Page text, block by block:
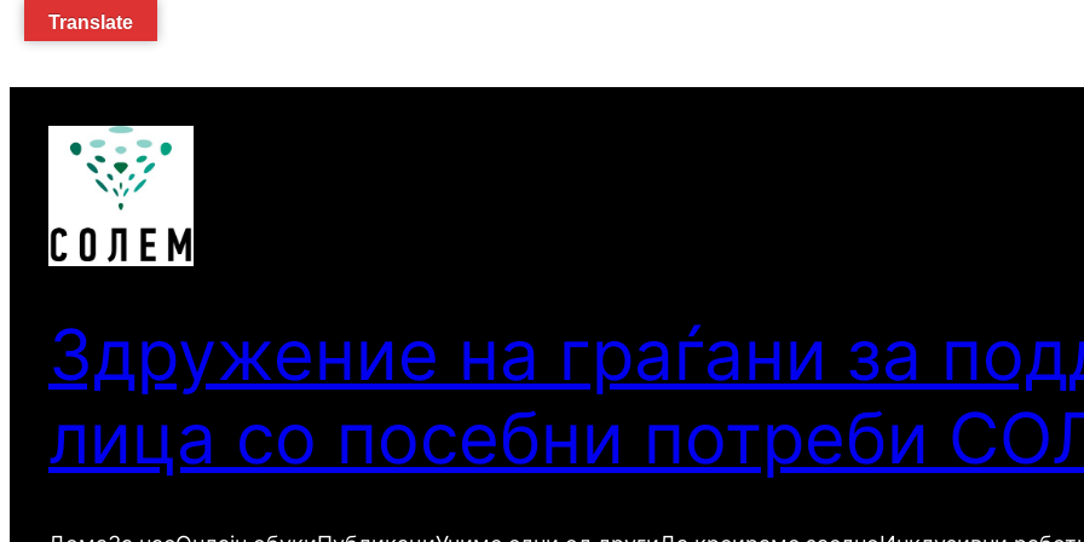
Оди
Здружение на граѓани за
лица со посебни потреби
Translate